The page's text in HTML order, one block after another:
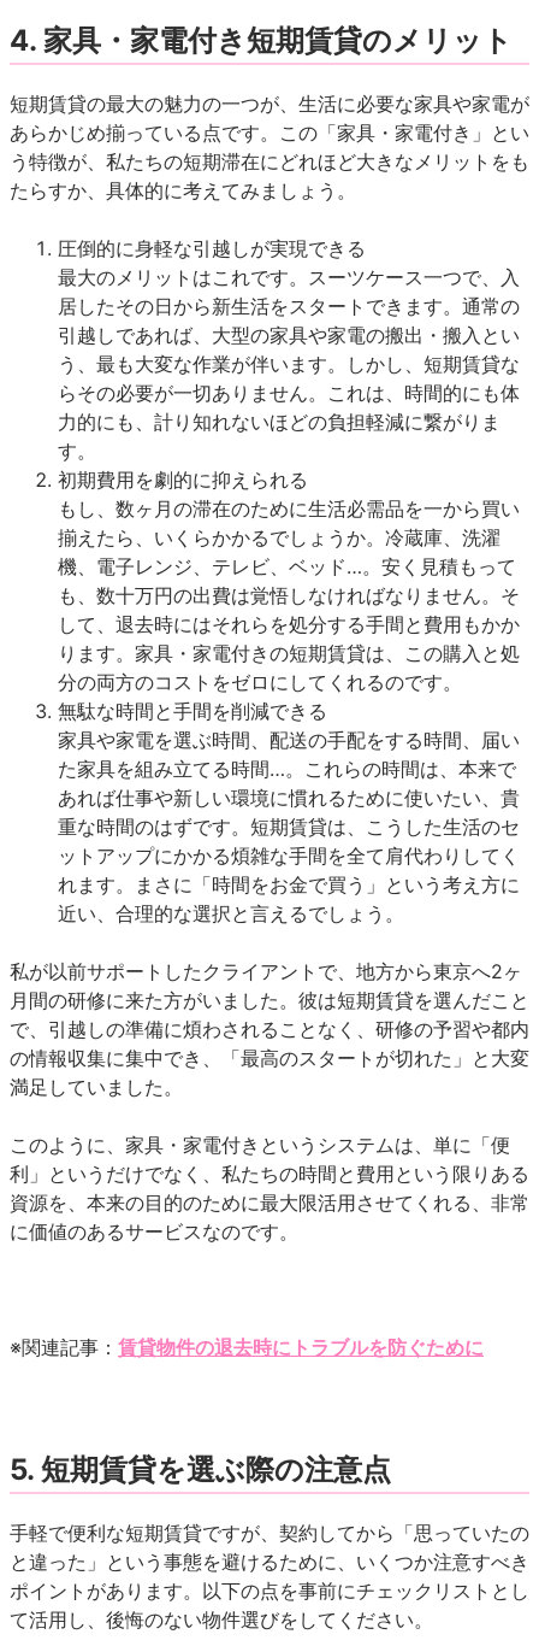
4. 家具・家電付き短期賃貸のメリット
短期賃貸の最大の魅力の一つが、生活に必要な家具や家電が
あらかじめ揃っている点です。この「家具・家電付き」とい
う特徴が、私たちの短期滞在にどれほど大きなメリットをも
たらすか、具体的に考えてみましょう。
圧倒的に身軽な引越しが実現できる
最大のメリットはこれです。スーツケース一つで、入
居したその日から新生活をスタートできます。通常の
引越しであれば、大型の家具や家電の搬出・搬入とい
う、最も大変な作業が伴います。しかし、短期賃貸な
らその必要が一切ありません。これは、時間的にも体
力的にも、計り知れないほどの負担軽減に繋がりま
す。
初期費用を劇的に抑えられる
もし、数ヶ月の滞在のために生活必需品を一から買い
揃えたら、いくらかかるでしょうか。冷蔵庫、洗濯
機、電子レンジ、テレビ、ベッド…。安く見積もって
も、数十万円の出費は覚悟しなければなりません。そ
して、退去時にはそれらを処分する手間と費用もかか
ります。家具・家電付きの短期賃貸は、この購入と処
分の両方のコストをゼロにしてくれるのです。
無駄な時間と手間を削減できる
家具や家電を選ぶ時間、配送の手配をする時間、届い
た家具を組み立てる時間…。これらの時間は、本来で
あれば仕事や新しい環境に慣れるために使いたい、貴
重な時間のはずです。短期賃貸は、こうした生活のセ
ットアップにかかる煩雑な手間を全て肩代わりしてく
れます。まさに「時間をお金で買う」という考え方に
近い、合理的な選択と言えるでしょう。
私が以前サポートしたクライアントで、地方から東京へ2ヶ
月間の研修に来た方がいました。彼は短期賃貸を選んだこと
で、引越しの準備に煩わされることなく、研修の予習や都内
の情報収集に集中でき、「最高のスタートが切れた」と大変
満足していました。
このように、家具・家電付きというシステムは、単に「便
利」というだけでなく、私たちの時間と費用という限りある
資源を、本来の目的のために最大限活用させてくれる、非常
に価値のあるサービスなのです。
※関連記事： 賃貸物件の退去時にトラブルを防ぐために
5. 短期賃貸を選ぶ際の注意点
手軽で便利な短期賃貸ですが、契約してから「思っていたの
と違った」という事態を避けるために、いくつか注意すべき
ポイントがあります。以下の点を事前にチェックリストとし
て活用し、後悔のない物件選びをしてください。